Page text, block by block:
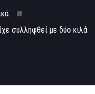
συλληφθεί με δύο κιλά